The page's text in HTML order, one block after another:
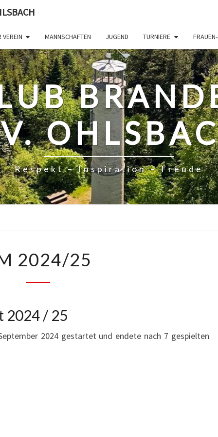
VEREIN MANNSCHAFTEN JUGEND TURNIERE
Respekt – Inspiration – Freude
2024/25
2024/25
2024 / 25
2024 gestartet und endete nach 7 gespielten